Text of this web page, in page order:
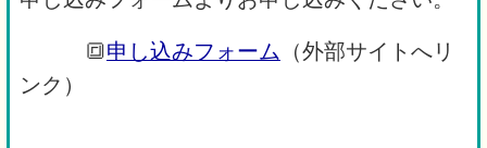
🔳申し込みフォーム （外部サイトへリ
ンク）